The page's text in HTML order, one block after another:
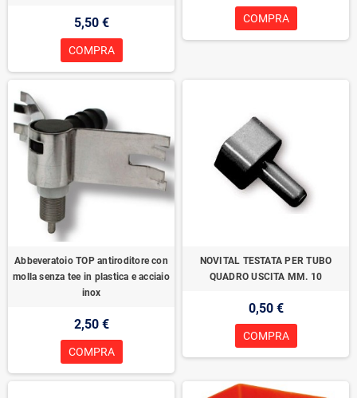
5,50 €
COMPRA
COMPRA
Abbeveratoio TOP antiroditore con
molla senza tee in plastica e acciaio
inox
2,50 €
COMPRA
NOVITAL TESTATA PER TUBO
QUADRO USCITA MM. 10
0,50 €
COMPRA